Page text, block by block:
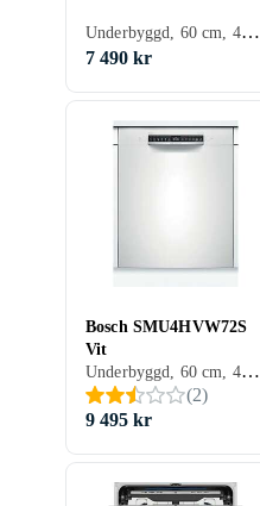
Underbyggd, 60 cm, 42 dB, A
7 490 kr
Bosch SMU4HVW72S
Vit
Underbyggd, 60 cm, 44 dB, E
(2)
9 495 kr